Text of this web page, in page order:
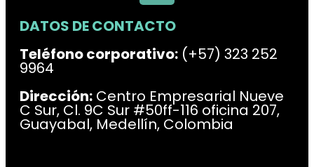
DATOS DE CONTACTO
Teléfono corporativo: (+57) 323 252
9964
Dirección: Centro Empresarial Nueve
C Sur, Cl. 9C Sur #50ff-116 oficina 207,
Guayabal, Medellín, Colombia